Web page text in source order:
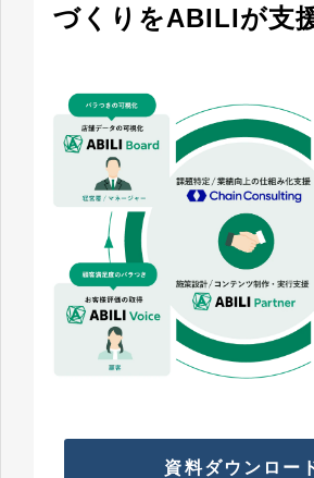
づくりをABILIが支
資料ダウンロー